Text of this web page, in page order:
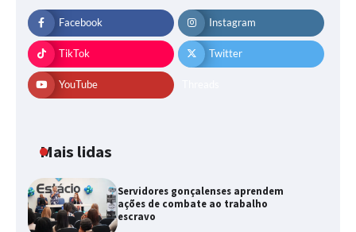
Facebook Instagram
TikTok Twitter
YouTube
Mais lidas
Servidores gonçalenses aprendem
ações de combate ao trabalho
escravo